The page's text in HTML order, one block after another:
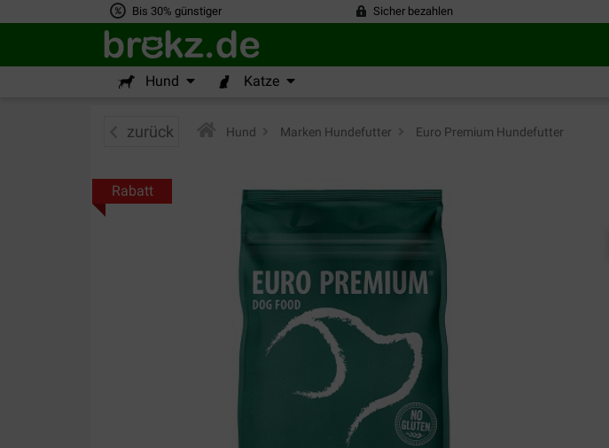
Bis 30% günstiger Sicher bezahlen
Hund Katze
zurück Hund Marken Hundefutter Euro Premium Hundefutter
Rabatt